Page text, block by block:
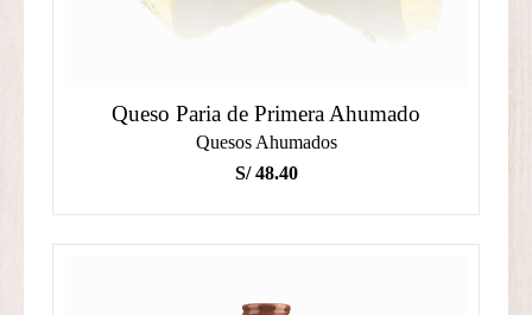
Queso Paria de Primera Ahumado
Quesos Ahumados
S/48.40